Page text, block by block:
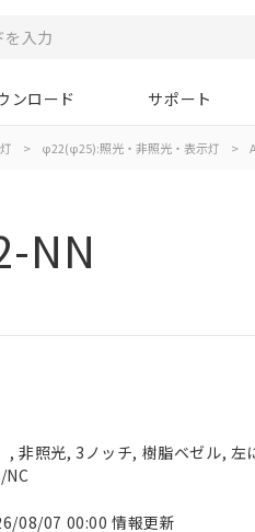
ンロード サポート
> φ22(φ25):照光・非照光・表示灯 >
NN
非照光, 3ノッチ, 樹脂ベゼル,
NC
08/07 00:00 情報更新